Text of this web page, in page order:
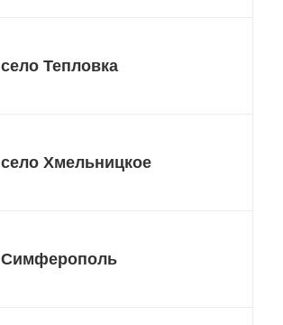
село Тепловка
село Хмельницкое
Симферополь